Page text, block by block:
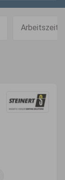
Arbeitszeit